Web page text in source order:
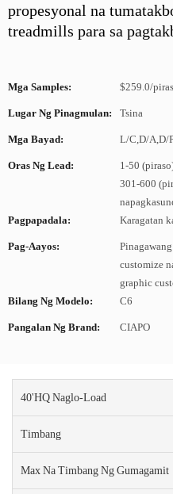
propesyonal na
treadmills para sa
Mga Samples: $259.0/
Lugar Ng Pinagmulan: Tsina
Mga Bayad: L/C,D/A,D/
Oras Ng Lead:
1-50
301-600
Pagpapadala:
Karagatan
Pag-Aayos:
customize
graphic
Bilang Ng Modelo:
C6
Pangalan Ng Brand: CIAPO
40'HQ Naglo-Load
Timbang
Max Na Timbang Ng Gumagamit